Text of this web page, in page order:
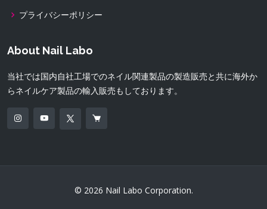
プライバシーポリシー
About Nail Labo
当社では国内自社工場でのネイル関連製品の製造販売と共に海外か
らネイルケア製品の輸入販売もしております。
© 2026 Nail Labo Corporation.